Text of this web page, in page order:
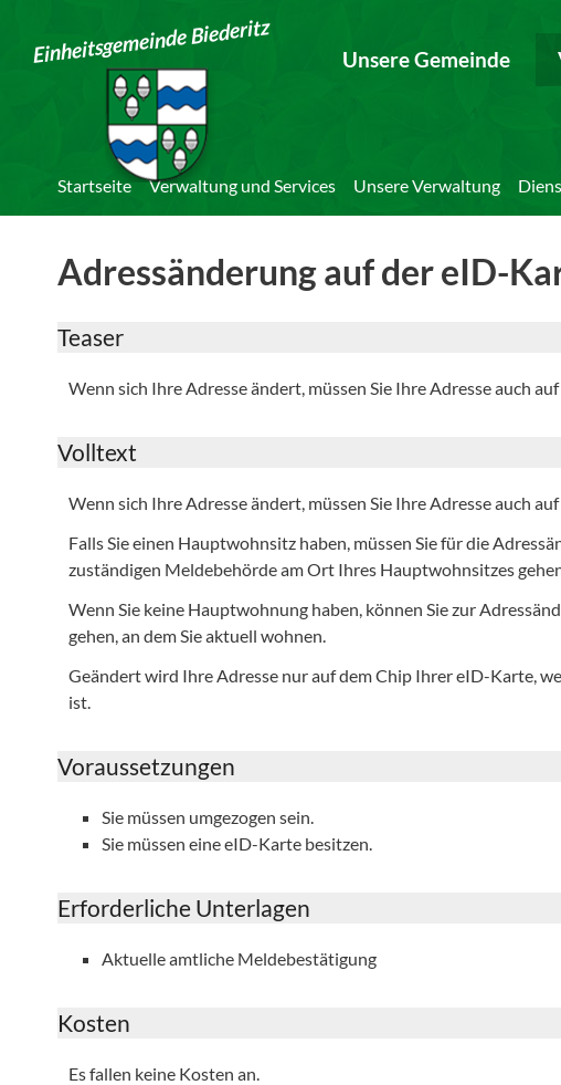
Einheitsgemeinde Biederitz Unsere Gemeinde
Startseite Verwaltung und Services Unsere Verwaltung
Adressänderung auf der eID-
Teaser
Wenn sich Ihre Adresse ändert, müssen Sie Ihre Adresse auch
Volltext
Wenn sich Ihre Adresse ändert, müssen Sie Ihre Adresse auch
Falls Sie einen Hauptwohnsitz haben, müssen Sie für die
zuständigen Meldebehörde am Ort Ihres Hauptwohnsitzes
Wenn Sie keine Hauptwohnung haben, können Sie zur
gehen, an dem Sie aktuell wohnen.
Geändert wird Ihre Adresse nur auf dem Chip Ihrer eID-Karte,
ist.
Voraussetzungen
Sie müssen umgezogen sein.
Sie müssen eine eID-Karte besitzen.
Erforderliche Unterlagen
Aktuelle amtliche Meldebestätigung
Kosten
Es fallen keine Kosten an.